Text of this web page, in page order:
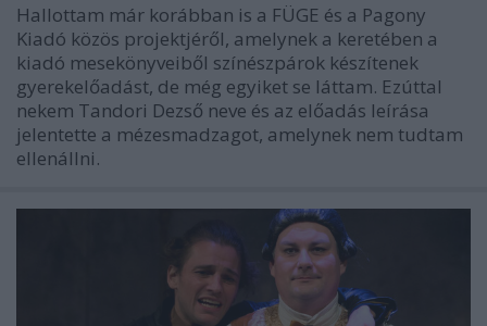
Hallottam már korábban is a FÜGE és a Pagony
Kiadó közös projektjéről, amelynek a keretében a
kiadó mesekönyveiből színészpárok készítenek
gyerekelőadást, de még egyiket se láttam. Ezúttal
nekem Tandori Dezső neve és az előadás leírása
jelentette a mézesmadzagot, amelynek nem tudtam
ellenállni.